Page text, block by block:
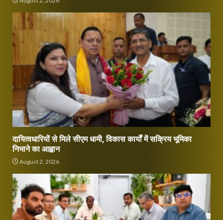
दायित्वधारियों से मिले सीएम धामी, विकास कार्यों में सक्रिय भूमिका
निभाने का आह्वान
August 2, 2026